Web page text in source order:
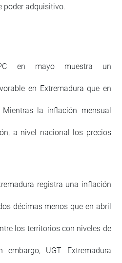
poder adquisitivo.
en mayo muestra un
en Extremadura que en
la inflación mensual
a nivel nacional los precios
registra una inflación
décimas menos que en abril
los territorios con niveles de
UGT Extremadura